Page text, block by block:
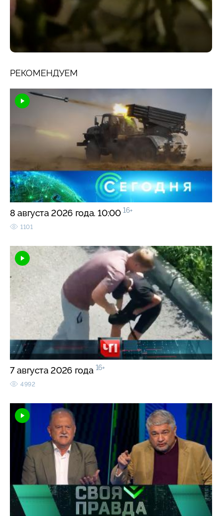
РЕКОМЕНДУЕМ
8 августа 2026 года. 10:00 16+
1101
7 августа 2026 года 16+
4992